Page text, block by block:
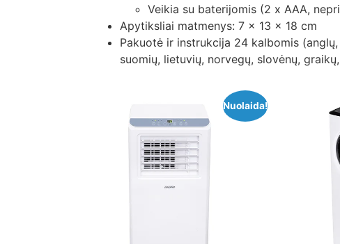
Veikia su baterijomis (2 x AAA,
Apytiksliai matmenys: 7 x 13 x 18 cm
Pakuotė ir instrukcija 24 kalbomis
suomių, lietuvių, norvegų, slovėnų,
Nuolaida!